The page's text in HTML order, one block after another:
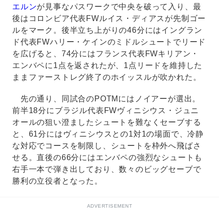
エルンが見事なパスワークで中央を破って入り、最
後はコロンビア代表FWルイス・ディアスが先制ゴー
ルをマーク。後半立ち上がりの46分にはイングラン
ド代表FWハリー・ケインのミドルシュートでリード
を広げると、74分にはフランス代表FWキリアン・
エンバペに1点を返されたが、1点リードを維持した
ままファーストレグ終了のホイッスルが吹かれた。
先の通り、同試合のPOTMにはノイアーが選出。
前半18分にブラジル代表FWヴィニシウス・ジュニ
オールの狙い澄ましたシュートを難なくセーブする
と、61分にはヴィニシウスとの1対1の場面で、冷静
な対応でコースを制限し、シュートを枠外へ飛ばさ
せる。直後の66分にはエンバペの強烈なシュートも
右手一本で弾き出しており、数々のビッグセーブで
勝利の立役者となった。
ADVERTISEMENT